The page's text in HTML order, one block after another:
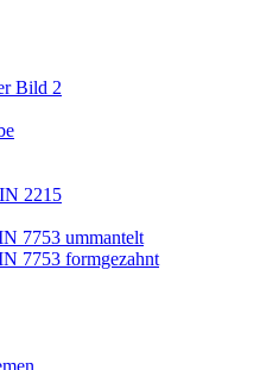
2215
7753 ummantelt
7753 formgezahnt